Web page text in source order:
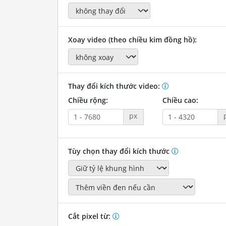
Xoay video (theo chiều kim đồng hồ):
Thay đổi kích thước video:
Chiều rộng:
px
Chiều cao:
Tùy chọn thay đổi kích thước
Cắt pixel từ: